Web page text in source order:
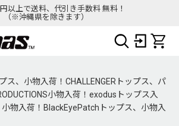
以上で送料、代引き手数料 無料！
（※沖縄県を除きます）
ス、小物入荷！CHALLENGERトップス、パ
小物入荷！exodusトップス入
物入荷！BlackEyePatchトップス、小物入